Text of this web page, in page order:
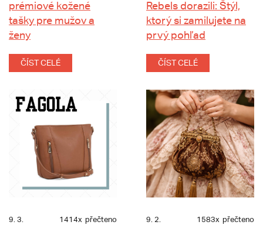
prémiové kožené
tašky pre mužov a
ženy
ČÍST CELÉ
Rebels dorazili: Štýl,
ktorý si zamilujete na
prvý pohľad
ČÍST CELÉ
9. 3. 1414x přečteno 9. 2. 1583x přečteno